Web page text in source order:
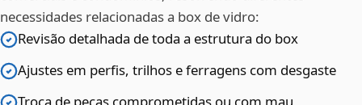
necessidades relacionadas a box de vidro:
Revisão detalhada de toda a estrutura do box
Ajustes em perfis, trilhos e ferragens com desgaste